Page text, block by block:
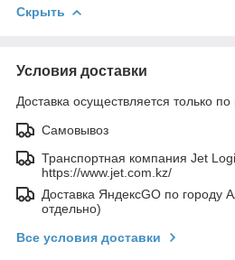
Скрыть
Условия доставки
Доставка осуществляется только по
Самовывоз
Транспортная компания Jet
https://www.jet.com.kz/
Доставка ЯндексGO по городу
отдельно)
Все условия доставки